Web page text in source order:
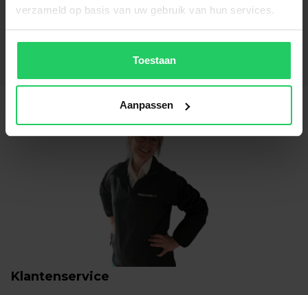
verzameld op basis van uw gebruik van hun services.
Toestaan
Aanpassen
€36.95 per m²
Klantenservice